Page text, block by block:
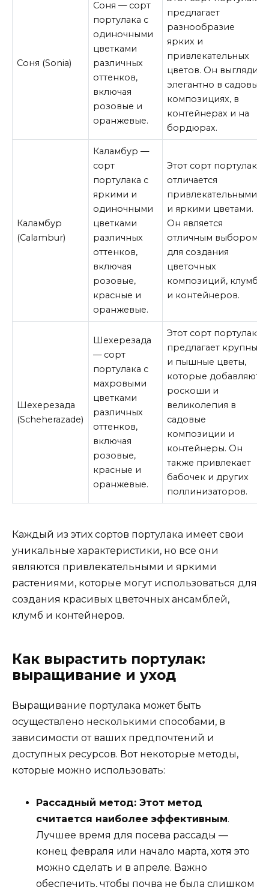
Соня (Sonia)
Соня — сорт
портулака с
одиночными
цветками
различных
оттенков,
включая
розовые и
оранжевые.
предлагает
разнообразие
ярких и
привлекательных
цветов. Он выглядит
элегантно в садовых
композициях, в
контейнерах и на
бордюрах.
Каламбур
(Calambur)
Каламбур —
сорт
портулака с
яркими и
одиночными
цветками
различных
оттенков,
включая
розовые,
красные и
оранжевые.
Этот сорт портулака
отличается
привлекательными
и яркими цветами.
Он является
отличным выбором
для создания
цветочных
композиций, клумб
и контейнеров.
Шехерезада
(Scheherazade)
Шехерезада
— сорт
портулака с
махровыми
цветками
различных
оттенков,
включая
розовые,
красные и
оранжевые.
Этот сорт портулака
предлагает крупные
и пышные цветы,
которые добавляют
роскоши и
великолепия в
садовые
композиции и
контейнеры. Он
также привлекает
бабочек и других
поллинизаторов.
Каждый из этих сортов портулака имеет свои
уникальные характеристики, но все они
являются привлекательными и яркими
растениями, которые могут использоваться для
создания красивых цветочных ансамблей,
клумб и контейнеров.
Как вырастить портулак:
выращивание и уход
Выращивание портулака может быть
осуществлено несколькими способами, в
зависимости от ваших предпочтений и
доступных ресурсов. Вот некоторые методы,
которые можно использовать:
Рассадный метод: Этот метод
считается наиболее эффективным.
Лучшее время для посева рассады —
конец февраля или начало марта, хотя это
можно сделать и в апреле. Важно
обеспечить, чтобы почва не была слишком